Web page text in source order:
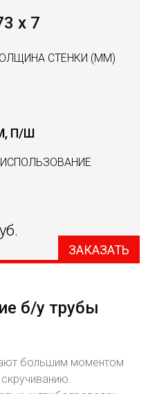
х 7
СТЕНКИ (ММ)
П/Ш
ЗАКАЗАТЬ
б/у трубы
большим моментом